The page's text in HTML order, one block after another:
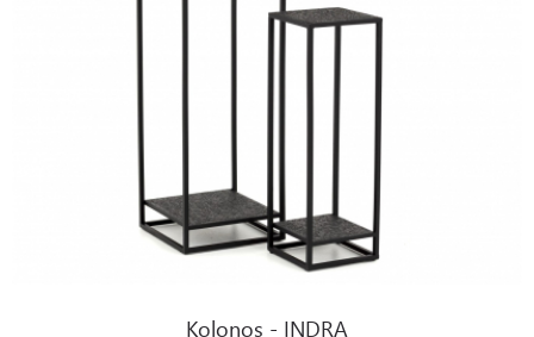
Kolonos - INDRA